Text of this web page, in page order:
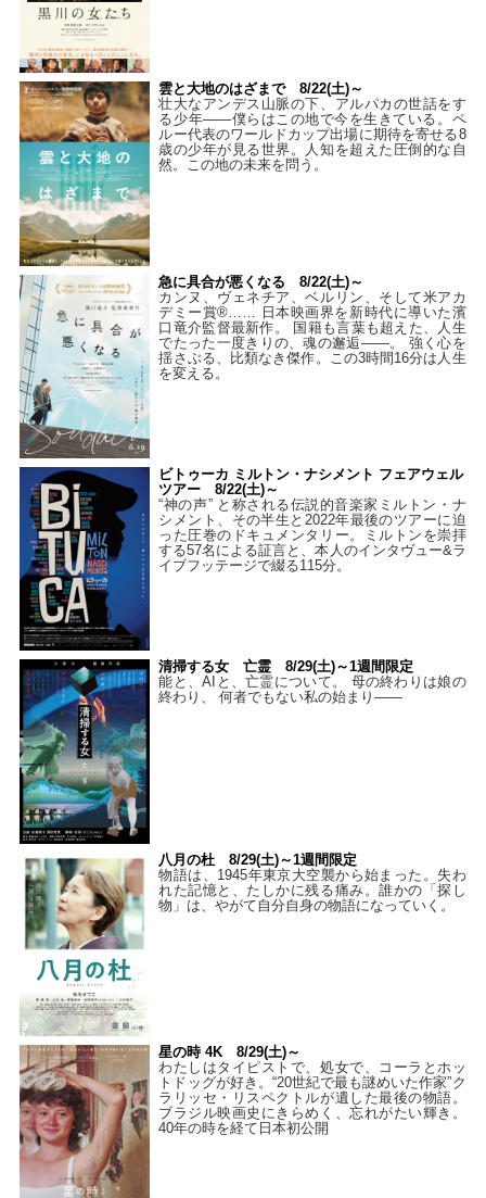
雲と大地のはざまで 8/22(土)～
壮大なアンデス山脈の下、アルパカの世話をす
る少年――僕らはこの地で今を生きている。ペ
ルー代表のワールドカップ出場に期待を寄せる8
歳の少年が見る世界。人知を超えた圧倒的な自
然。この地の未来を問う。
急に具合が悪くなる 8/22(土)～
カンヌ、ヴェネチア、ベルリン、そして米アカ
デミー賞®…… 日本映画界を新時代に導いた濱
口竜介監督最新作。 国籍も言葉も超えた、人生
でたった一度きりの、魂の邂逅――。 強く心を
揺さぶる、比類なき傑作。この3時間16分は人生
を変える。
ビトゥーカ ミルトン・ナシメント フェアウェル
ツアー 8/22(土)～
“神の声” と称される伝説的音楽家ミルトン・ナ
シメント、その半生と2022年最後のツアーに迫
った圧巻のドキュメンタリー。ミルトンを崇拝
する57名による証言と、本人のインタヴュー&ラ
イブフッテージで綴る115分。
清掃する女 亡霊 8/29(土)～1週間限定
能と、AIと、亡霊について。 母の終わりは娘の
終わり、 何者でもない私の始まり――
八月の杜 8/29(土)～1週間限定
物語は、1945年東京大空襲から始まった。失わ
れた記憶と、たしかに残る痛み。誰かの「探し
物」は、やがて自分自身の物語になっていく。
星の時 4K 8/29(土)～
わたしはタイピストで、処⼥で、コーラとホッ
トドッグが好き。“20世紀で最も謎めいた作家”ク
ラリッセ・リスペクトルが遺した最後の物語。
ブラジル映画史にきらめく、忘れがたい輝き。
40年の時を経て⽇本初公開